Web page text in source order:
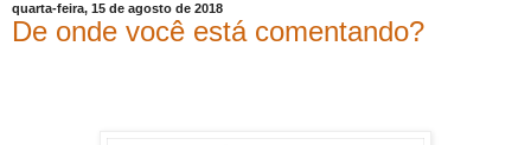
quarta-feira, 15 de agosto de 2018
De onde você está comentando?